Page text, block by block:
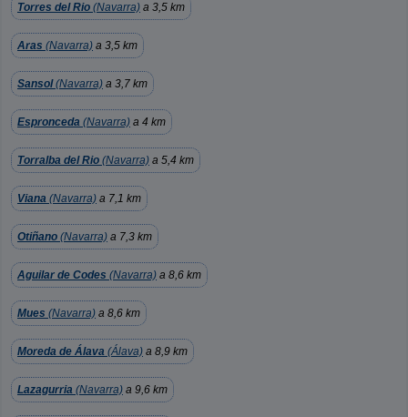
Torres del Rio (Navarra) a 3,5 km
Aras (Navarra) a 3,5 km
Sansol(Navarra) a 3,7 km
Espronceda (Navarra) a 4 km
Torralba del Rio (Navarra) a 5,4 km
Viana (Navarra) a 7,1 km
Otiñano (Navarra) a 7,3 km
Aguilar de Codes (Navarra) a 8,6 km
Mues (Navarra) a 8,6 km
Moreda de Álava (Álava) a 8,9 km
Lazagurria (Navarra) a 9,6 km